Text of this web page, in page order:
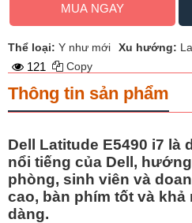
MUA NGAY
Thể loại: Y như mới Xu hướng:
121 Copy
Thông tin sản phẩm
Dell Latitude E5490 i7 là
nổi tiếng của Dell,
phòng, sinh viên và
cao, bàn phím tốt và khả
dàng.